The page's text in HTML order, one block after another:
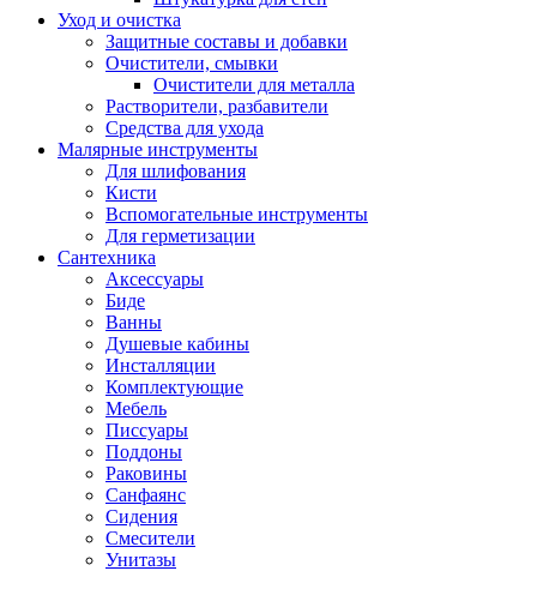
Уход и очистка
Защитные составы и добавки
Очистители, смывки
Очистители для металла
Растворители, разбавители
Средства для ухода
Малярные инструменты
Для шлифования
Кисти
Вспомогательные инструменты
Для герметизации
Сантехника
Аксессуары
Биде
Ванны
Душевые кабины
Инсталляции
Комплектующие
Мебель
Писсуары
Поддоны
Раковины
Санфаянс
Сидения
Смесители
Унитазы